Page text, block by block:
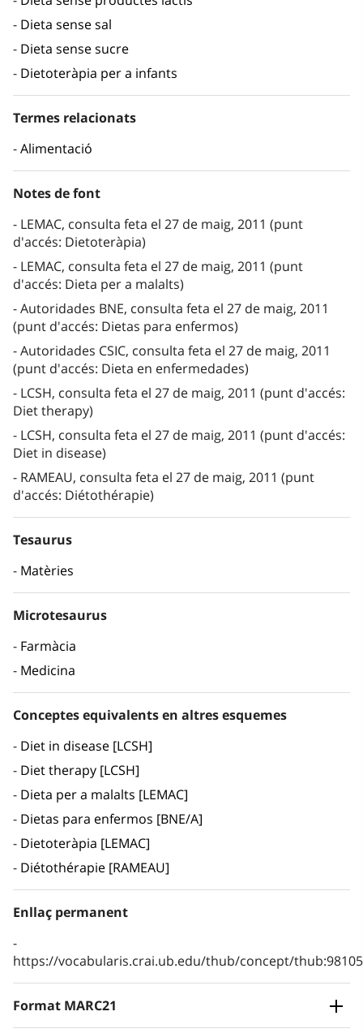
Dieta sense sal
Dieta sense sucre
Dietoteràpia per a infants
Termes relacionats
Alimentació
Notes de font
LEMAC, consulta feta el 27 de maig, 2011 (punt
d'accés: Dietoteràpia)
LEMAC, consulta feta el 27 de maig, 2011 (punt
d'accés: Dieta per a malalts)
Autoridades BNE, consulta feta el 27 de maig, 2011
(punt d'accés: Dietas para enfermos)
Autoridades CSIC, consulta feta el 27 de maig, 2011
(punt d'accés: Dieta en enfermedades)
LCSH, consulta feta el 27 de maig, 2011 (punt d'accés:
Diet therapy)
LCSH, consulta feta el 27 de maig, 2011 (punt d'accés:
Diet in disease)
RAMEAU, consulta feta el 27 de maig, 2011 (punt
d'accés: Diétothérapie)
Tesaurus
Matèries
Microtesaurus
Farmàcia
Medicina
Conceptes equivalents en altres esquemes
Diet in disease [LCSH]
Diet therapy [LCSH]
Dieta per a malalts [LEMAC]
Dietas para enfermos [BNE/A]
Dietoteràpia [LEMAC]
Diétothérapie [RAMEAU]
Enllaç permanent
https://vocabularis.crai.ub.edu/thub/concept/
Format MARC21